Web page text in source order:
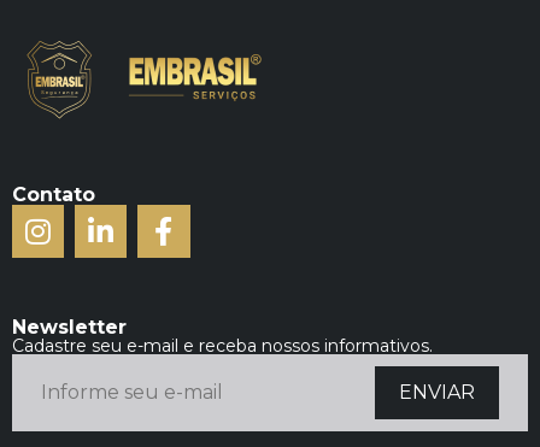
Contato
Newsletter
Cadastre seu e-mail e receba nossos informativos.